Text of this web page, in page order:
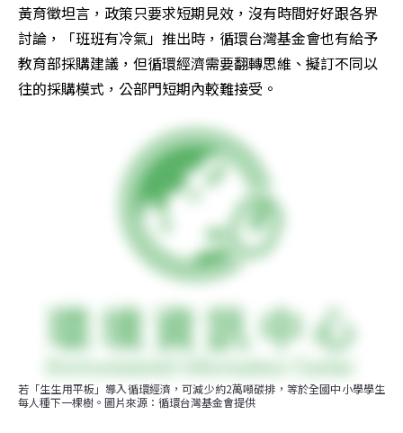
黃育徵坦言，政策只要求短期見效，沒有時間好好跟各界
討論，「班班有冷氣」推出時，循環台灣基金會也有給予
教育部採購建議，但循環經濟需要翻轉思維、擬訂不同以
往的採購模式，公部門短期內較難接受。
若「生生用平板」導入循環經濟，可減少約2萬噸碳排，等於全國中小學學生
每人種下一棵樹。圖片來源：循環台灣基金會提供